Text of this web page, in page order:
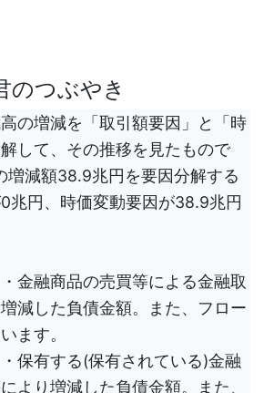
のつぶやき
の増減を「取引額要因」と「時
して、その推移を見たもので
減額38.9兆円を要因分解する
兆円、時価変動要因が38.9兆円
金融商品の売買等による金融取
減した負債金額。また、フロー
ます。
保有する(保有されている)金融
より増減した負債金額。また、